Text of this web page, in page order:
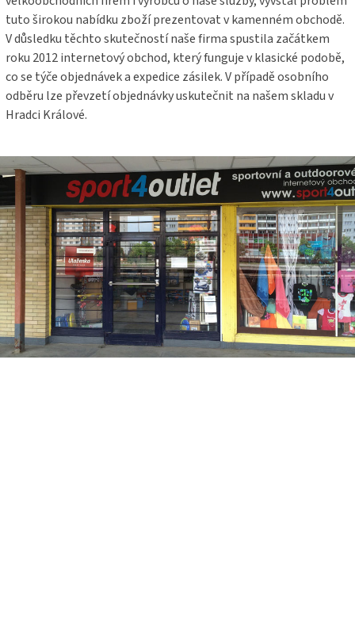
tuto širokou nabídku zboží prezentovat v kamenném obchodě.
V důsledku těchto skutečností naše firma spustila začátkem
roku 2012 internetový obchod, který funguje v klasické podobě,
co se týče objednávek a expedice zásilek. V případě osobního
odběru lze převzetí objednávky uskutečnit na našem skladu v
Hradci Králové.